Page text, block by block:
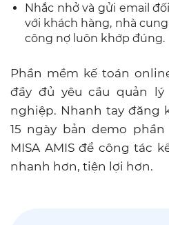
Nhắc nhở và gửi email
với khách hàng, nhà
công nợ luôn khớp đúng.
Phần mềm kế toán
đầy đủ yêu cầu quản
nghiệp. Nhanh tay đăng
15 ngày bản demo
MISA AMIS để công tác
nhanh hơn, tiện lợi hơn.